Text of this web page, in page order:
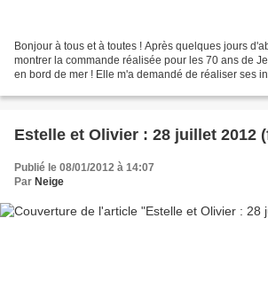
Bonjour à tous et à toutes ! Après quelques jours
montrer la commande réalisée pour les 70 ans de
en bord de mer ! Elle m'a demandé de réaliser ses
Estelle et Olivier : 28 juillet 2012
Publié le 08/01/2012 à 14:07
Par Neige